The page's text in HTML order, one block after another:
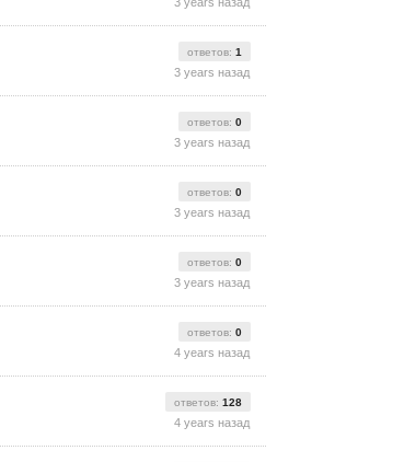
ответов: 1
3 years назад
ответов: 0
3 years назад
ответов: 0
3 years назад
ответов: 0
3 years назад
ответов: 0
4 years назад
ответов: 128
4 years назад